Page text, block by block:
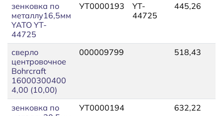
зенковка по
металлу16,5мм
YATO YT-
44725
УТ0000193
YT-
44725
445,26
сверло
центровочное
Bohrcraft
16000300400
4,00 (10,00)
000009799 518,43
зенковка по
УТ0000194 632,22